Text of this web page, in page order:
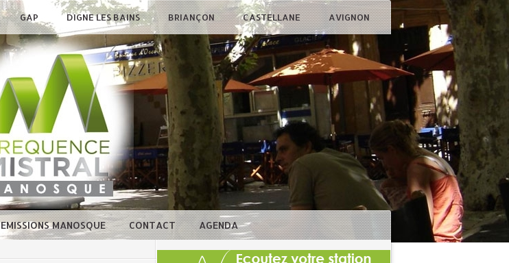
GAP DIGNE LES BAINS BRIANÇON CASTELLANE AVIGNON
EMISSIONS MANOSQUE CONTACT AGENDA